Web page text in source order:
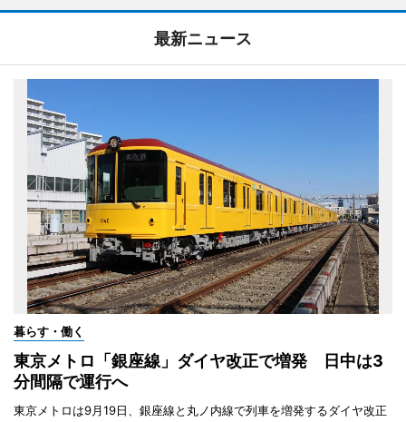
最新ニュース
暮らす・働く
東京メトロ「銀座線」ダイヤ改正で増発 日中は3
分間隔で運行へ
東京メトロは9月19日、銀座線と丸ノ内線で列車を増発するダイヤ改正